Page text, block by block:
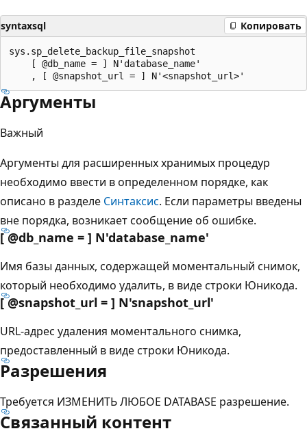
syntaxsql Копировать
sys.sp_delete_backup_file_snapshot
    [ @db_name = ] N'database_name'
Аргументы
Важный
Аргументы для расширенных хранимых процедур
необходимо ввести в определенном порядке, как
описано в разделе Синтаксис. Если параметры введены
вне порядка, возникает сообщение об ошибке.
[ @db_name = ] N'database_name'
Имя базы данных, содержащей моментальный снимок,
который необходимо удалить, в виде строки Юникода.
[ @snapshot_url = ] N'snapshot_url'
URL-адрес удаления моментального снимка,
предоставленный в виде строки Юникода.
Разрешения
Требуется ИЗМЕНИТЬ ЛЮБОЕ DATABASE разрешение.
Связанный контент